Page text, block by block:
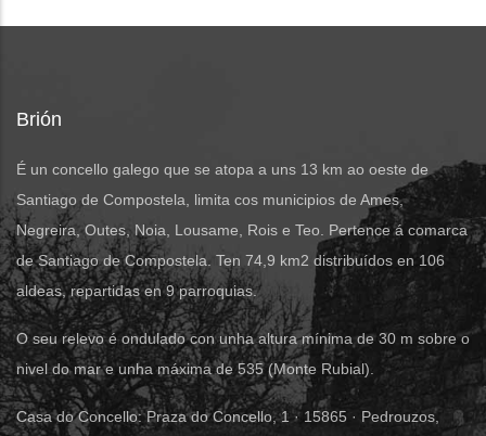
Brión
É un concello galego que se atopa a uns 13 km ao oeste de
Santiago de Compostela, limita cos municipios de Ames,
Negreira, Outes, Noia, Lousame, Rois e Teo. Pertence á comarca
de Santiago de Compostela. Ten 74,9 km2 distribuídos en 106
aldeas, repartidas en 9 parroquias.
O seu relevo é ondulado con unha altura mínima de 30 m sobre o
nivel do mar e unha máxima de 535 (Monte Rubial).
Casa do Concello: Praza do Concello, 1 · 15865 · Pedrouzos,